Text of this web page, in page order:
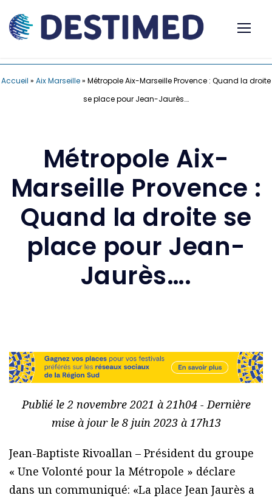
Accueil » Aix Marseille» Métropole Aix-Marseille Provence : Quand la droite
se place pour Jean-Jaurès….
Métropole Aix-
Marseille Provence :
Quand la droite se
place pour Jean-
Jaurès….
Publié le 2 novembre 2021 à 21h04 - Dernière
mise à jour le 8 juin 2023 à 17h13
Jean-Baptiste Rivoallan – Président du groupe
« Une Volonté pour la Métropole » déclare
dans un communiqué: «La place Jean Jaurès a